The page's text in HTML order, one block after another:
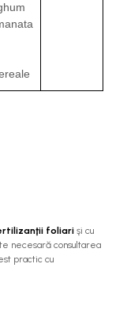
foliari şi cu
necesară consultarea
practic cu